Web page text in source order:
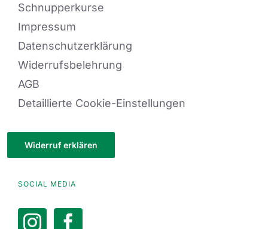
Schnupperkurse
Impressum
Datenschutzerklärung
Widerrufsbelehrung
AGB
Detaillierte Cookie-Einstellungen
Widerruf erklären
SOCIAL MEDIA